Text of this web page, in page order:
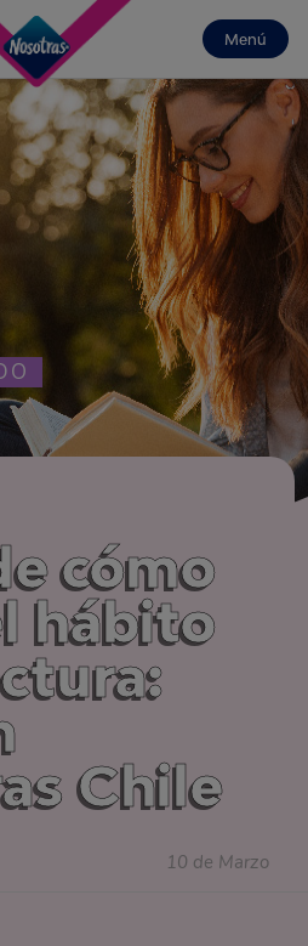
Menú
cómo
hábito
Chile
10 de Marzo